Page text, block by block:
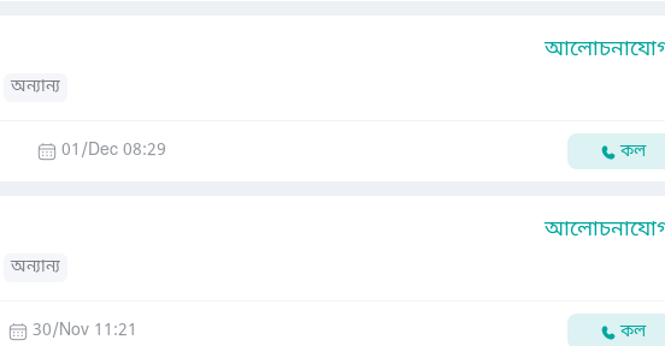
অন্যান্য
01/Dec 08:29 কল
অন্যান্য
30/Nov 11:21 কল